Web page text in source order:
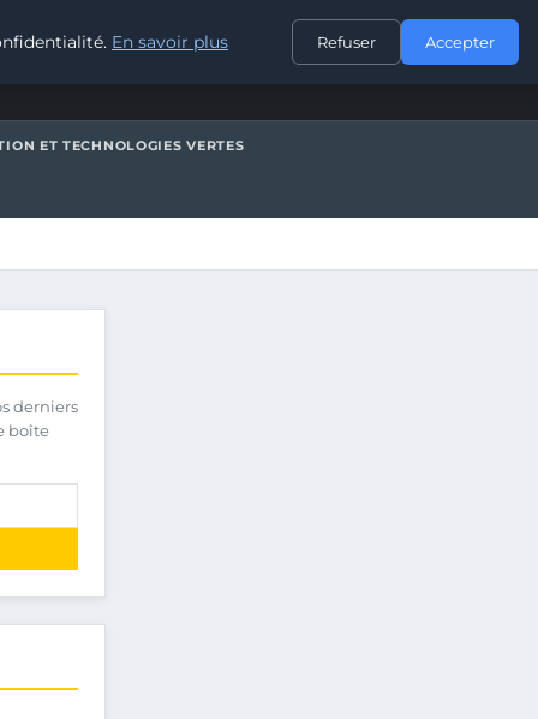
CONTACT
ET TECHNOLOGIES VERTES
derniers
boîte
En savoir plus Refuser Accepter